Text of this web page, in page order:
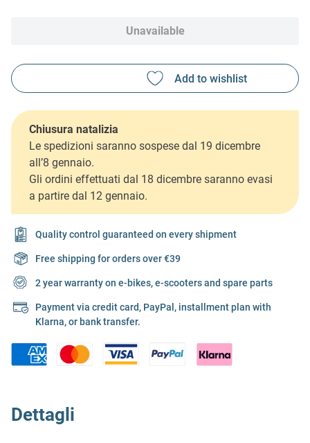
Unavailable
Chiusura natalizia
Le spedizioni saranno sospese dal 19 dicembre
all’8 gennaio.
Gli ordini effettuati dal 18 dicembre saranno evasi
a partire dal 12 gennaio.
Quality control guaranteed on every shipment
Free shipping for orders over €39
2 year warranty on e-bikes, e-scooters and spare parts
Payment via credit card, PayPal, installment plan with
Klarna, or bank transfer.
Dettagli